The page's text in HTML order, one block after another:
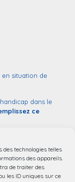
des technologies telles
des appareils.
de traiter des
les ID uniques sur ce
en situation de
dans le
ce